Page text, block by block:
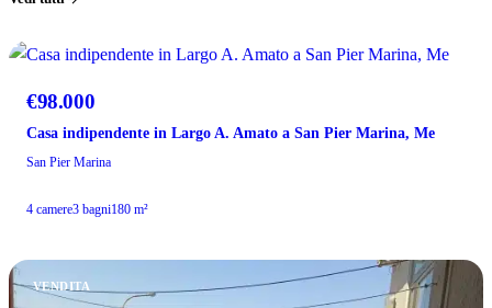
€98.000
Casa indipendente in Largo A. Amato a San Pier Marina, Me
San Pier Marina
4 camere3 bagni180 m²
VENDITA